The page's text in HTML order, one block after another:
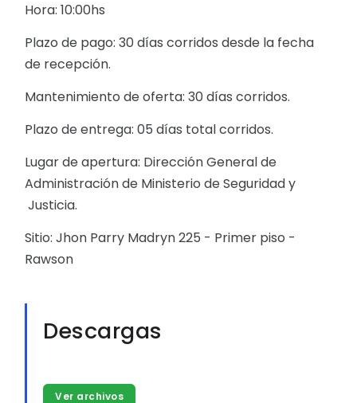
Hora: 10:00hs
Plazo de pago: 30 días corridos desde la fecha
de recepción.
Mantenimiento de oferta: 30 días corridos.
Plazo de entrega: 05 días total corridos.
Lugar de apertura: Dirección General de
Administración de Ministerio de Seguridad y
Justicia.
Sitio: Jhon Parry Madryn 225 - Primer piso -
Rawson
Descargas
Ver archivos